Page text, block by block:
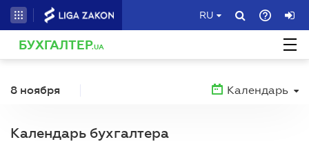
RU
БУХГАЛТЕР.UA
8 ноября Календарь
Календарь бухгалтера